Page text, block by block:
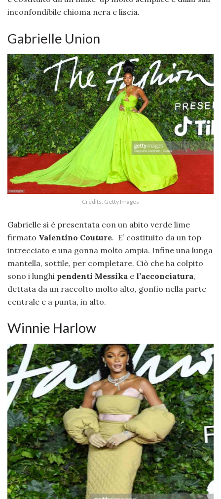
inconfondibile chioma nera e liscia.
Gabrielle Union
Credits: Getty Images
Gabrielle si è presentata con un abito verde lime
firmato Valentino Couture. E’ costituito da un top
intrecciato e una gonna molto ampia. Infine una lunga
mantella, sottile, per completare. Ciò che ha colpito
sono i lunghi pendenti Messika e l’acconciatura,
dettata da un raccolto molto alto, gonfio nella parte
centrale e a punta, in alto.
Winnie Harlow